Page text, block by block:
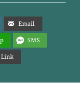
Email
SMS
Link